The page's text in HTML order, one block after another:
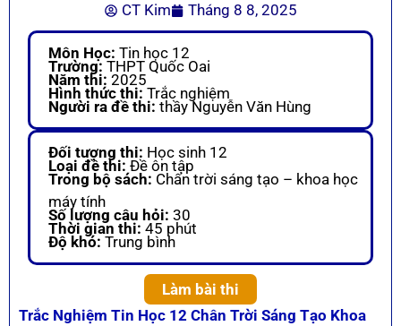
CT Kim Tháng 8 8, 2025
Môn Học: Tin học 12
Trường: THPT Quốc Oai
Năm thi: 2025
Hình thức thi: Trắc nghiệm
Người ra đề thi: thầy Nguyễn Văn Hùng
Đối tượng thi: Học sinh 12
Loại đề thi: Đề ôn tập
Trong bộ sách: Chấn trời sáng tạo – khoa học
máy tính
Số lượng câu hỏi: 30
Thời gian thi: 45 phút
Độ khó: Trung bình
Làm bài thi
Trắc Nghiệm Tin Học 12 Chân Trời Sáng Tạo Khoa